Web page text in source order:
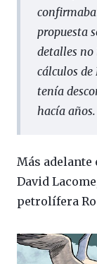
propuesta
detalles no
cálculos
tenía
hacía años.
Más
David
petrolífera